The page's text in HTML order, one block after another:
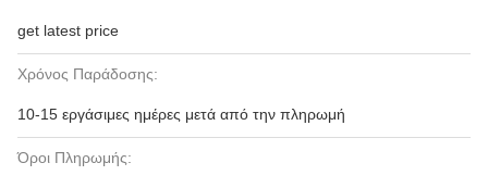
get latest price
Χρόνος Παράδοσης:
10-15 εργάσιμες ημέρες μετά από την πληρωμή
Όροι Πληρωμής: